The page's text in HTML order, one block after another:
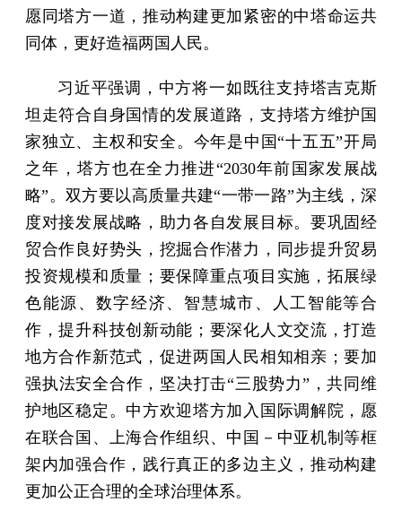
愿同塔方一道，推动构建更加紧密的中塔命运共
同体，更好造福两国人民。
习近平强调，中方将一如既往支持塔吉克斯
坦走符合自身国情的发展道路，支持塔方维护国
家独立、主权和安全。今年是中国“十五五”开局
之年，塔方也在全力推进“2030年前国家发展战
略”。双方要以高质量共建“一带一路”为主线，深
度对接发展战略，助力各自发展目标。要巩固经
贸合作良好势头，挖掘合作潜力，同步提升贸易
投资规模和质量；要保障重点项目实施，拓展绿
色能源、数字经济、智慧城市、人工智能等合
作，提升科技创新动能；要深化人文交流，打造
地方合作新范式，促进两国人民相知相亲；要加
强执法安全合作，坚决打击“三股势力”，共同维
护地区稳定。中方欢迎塔方加入国际调解院，愿
在联合国、上海合作组织、中国－中亚机制等框
架内加强合作，践行真正的多边主义，推动构建
更加公正合理的全球治理体系。